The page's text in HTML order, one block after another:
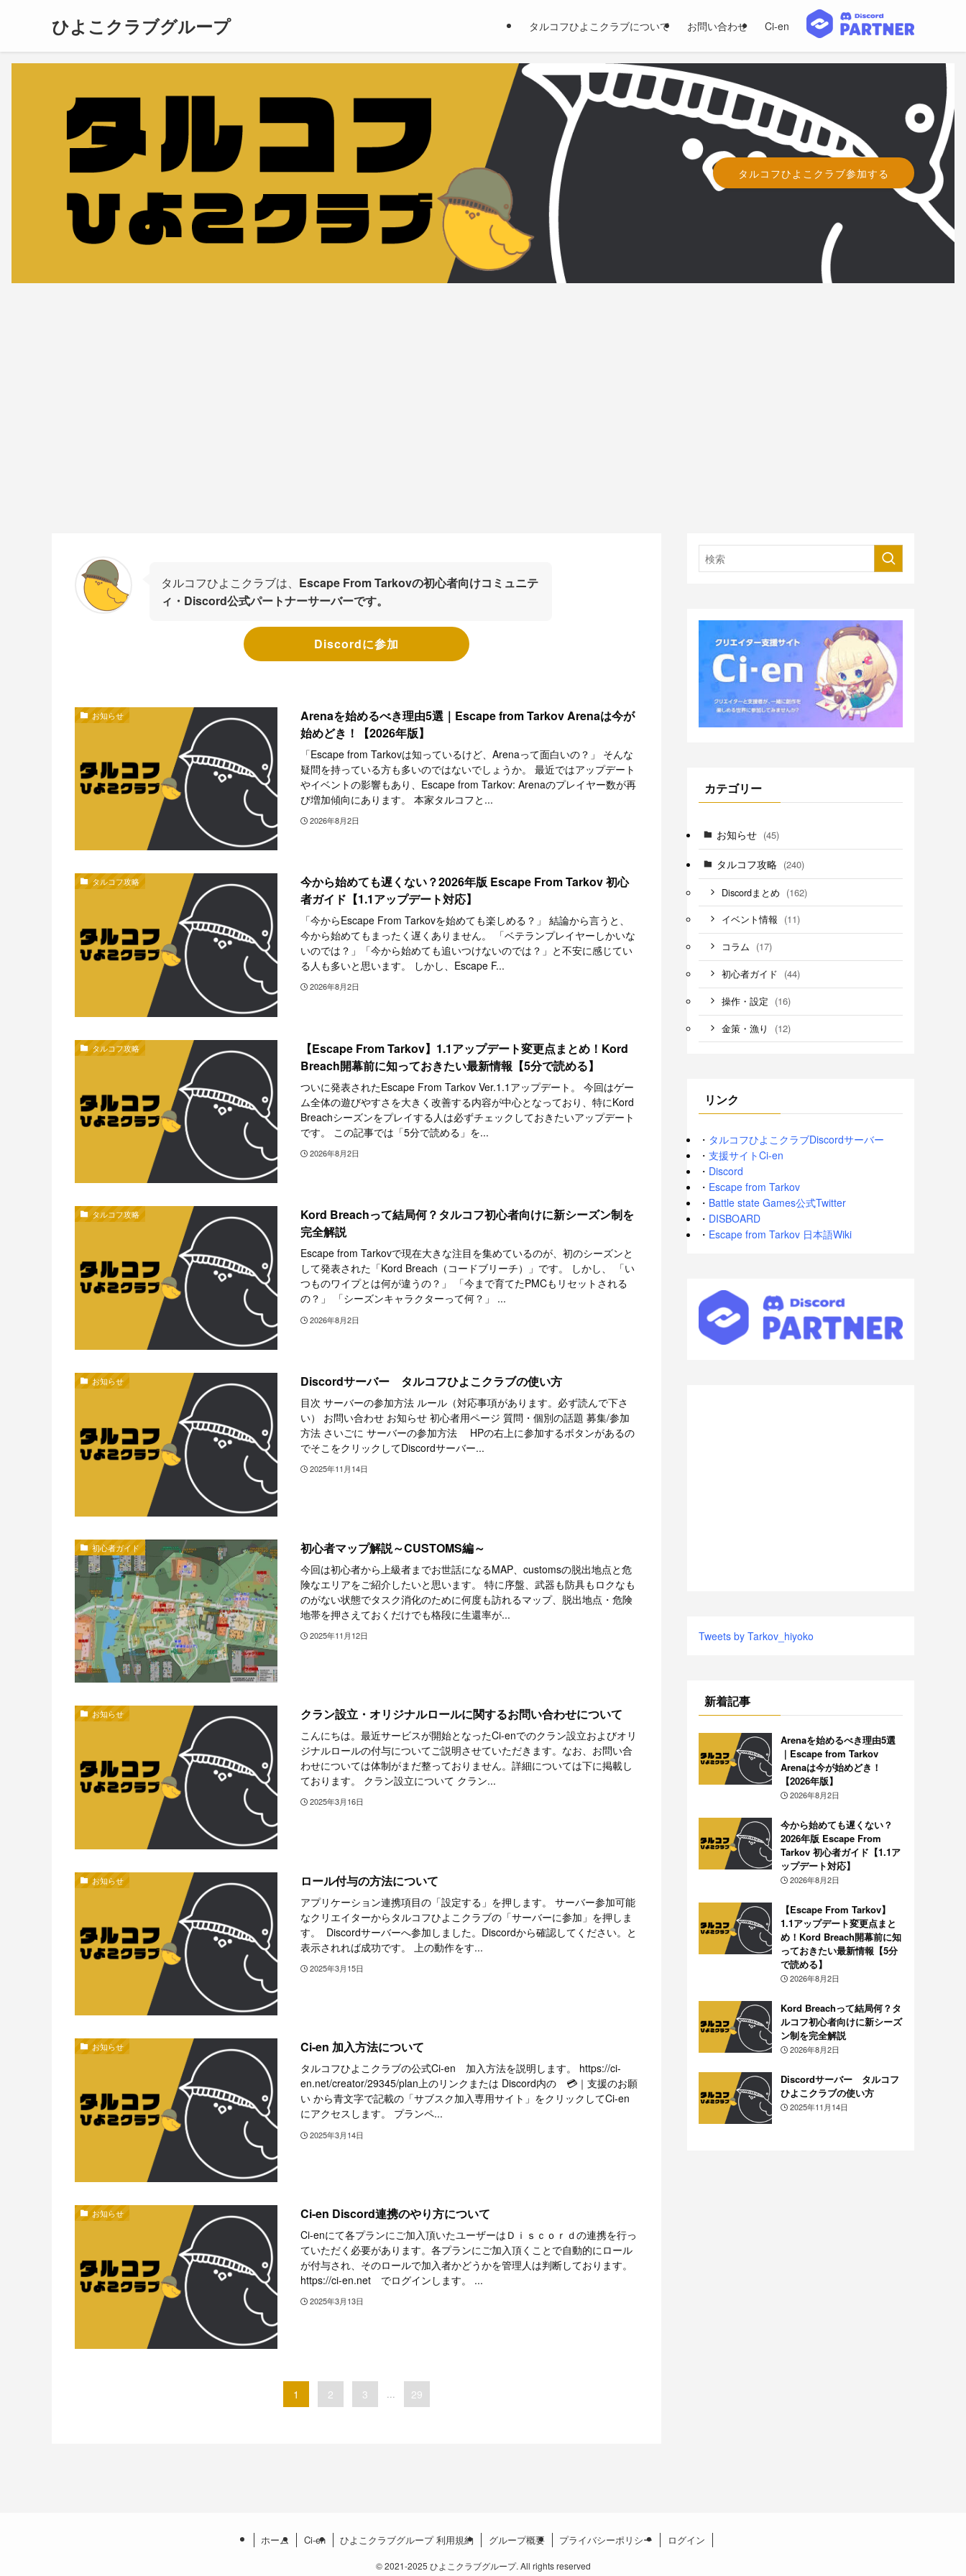
ひよこクラブグループ タルコフひよこクラブについて お問い合わせ Ci-en
タルコフひよこクラブ参加する
タルコフひよこクラブは、 Escape From Tarkovの初心者向けコミュニテ
ィ・Discord公式パートナーサーバーです。
Discordに参加
お知らせ
Arenaを始めるべき理由5選｜Escape from Tarkov Arenaは今が
始めどき！【2026年版】
「Escape from Tarkovは知っているけど、Arenaって面白いの？」 そんな
疑問を持っている方も多いのではないでしょうか。 最近ではアップデート
やイベントの影響もあり、Escape from Tarkov: Arenaのプレイヤー数が再
び増加傾向にあります。 本家タルコフと...
2026年8月2日
タルコフ攻略
今から始めても遅くない？2026年版 Escape From Tarkov 初心
者ガイド【1.1アップデート対応】
「今からEscape From Tarkovを始めても楽しめる？」 結論から言うと、
今から始めてもまったく遅くありません。 「ベテランプレイヤーしかいな
いのでは？」「今から始めても追いつけないのでは？」と不安に感じてい
る人も多いと思います。 しかし、Escape F...
2026年8月2日
タルコフ攻略
【Escape From Tarkov】1.1アップデート変更点まとめ！Kord
Breach開幕前に知っておきたい最新情報【5分で読める】
ついに発表されたEscape From Tarkov Ver.1.1アップデート。 今回はゲー
ム全体の遊びやすさを大きく改善する内容が中心となっており、特にKord
Breachシーズンをプレイする人は必ずチェックしておきたいアップデート
です。 この記事では「5分で読める」を...
2026年8月2日
タルコフ攻略
Kord Breachって結局何？タルコフ初心者向けに新シーズン制を
完全解説
Escape from Tarkovで現在大きな注目を集めているのが、初のシーズンと
して発表された「Kord Breach（コードブリーチ）」です。 しかし、 「い
つものワイプとは何が違うの？」 「今まで育てたPMCもリセットされる
の？」 「シーズンキャラクターって何？」 ...
2026年8月2日
お知らせ Discordサーバー タルコフひよこクラブの使い方
目次 サーバーの参加方法 ルール（対応事項があります。必ず読んで下さ
い） お問い合わせ お知らせ 初心者用ページ 質問・個別の話題 募集/参加
方法 さいごに サーバーの参加方法 HPの右上に参加するボタンがあるの
でそこをクリックしてDiscordサーバー...
2025年11月14日
初心者ガイド 初心者マップ解説～CUSTOMS編～
今回は初心者から上級者までお世話になるMAP、customsの脱出地点と危
険なエリアをご紹介したいと思います。 特に序盤、武器も防具もロクなも
のがない状態でタスク消化のために何度も訪れるマップ、脱出地点・危険
地帯を押さえておくだけでも格段に生還率が...
2025年11月12日
お知らせ クラン設立・オリジナルロールに関するお問い合わせについて
こんにちは。最近サービスが開始となったCi-enでのクラン設立およびオリ
ジナルロールの付与についてご説明させていただきます。なお、お問い合
わせについては体制がまだ整っておりません。詳細については下に掲載し
ております。 クラン設立について クラン...
2025年3月16日
お知らせ ロール付与の方法について
アプリケーション連携項目の「設定する」を押します。 サーバー参加可能
なクリエイターからタルコフひよこクラブの「サーバーに参加」を押しま
す。 Discordサーバーへ参加しました。Discordから確認してください。と
表示されれば成功です。 上の動作をす...
2025年3月15日
お知らせ Ci-en 加入方法について
タルコフひよこクラブの公式Ci-en 加入方法を説明します。 https://ci-
en.net/creator/29345/plan上のリンクまたは Discord内の 💳｜支援のお願
い から青文字で記載の「サブスク加入専用サイト」をクリックしてCi-en
にアクセスします。 プランペ...
2025年3月14日
お知らせ Ci-en Discord連携のやり方について
Ci-enにて各プランにご加入頂いたユーザーはＤｉｓｃｏｒｄの連携を行っ
ていただく必要があります。各プランにご加入頂くことで自動的にロール
が付与され、そのロールで加入者かどうかを管理人は判断しております。
https://ci-en.net でログインします。 ...
2025年3月13日
1 2 3 ... 29
カテゴリー
お知らせ (45)
タルコフ攻略 (240)
Discordまとめ (162)
イベント情報 (11)
コラム (17)
初心者ガイド (44)
操作・設定 (16)
金策・漁り (12)
リンク
・ タルコフひよこクラブDiscordサーバー
・ 支援サイトCi-en
・ Discord
・ Escape from Tarkov
・ Battle state Games公式Twitter
・ DISBOARD
・ Escape from Tarkov 日本語Wiki
Tweets by Tarkov_hiyoko
新着記事
Arenaを始めるべき理由5選
｜Escape from Tarkov
Arenaは今が始めどき！
【2026年版】
2026年8月2日
今から始めても遅くない？
2026年版 Escape From
Tarkov 初心者ガイド【1.1ア
ップデート対応】
2026年8月2日
【Escape From Tarkov】
1.1アップデート変更点まと
め！Kord Breach開幕前に知
っておきたい最新情報【5分
で読める】
2026年8月2日
Kord Breachって結局何？タ
ルコフ初心者向けに新シーズ
ン制を完全解説
2026年8月2日
Discordサーバー タルコフ
ひよこクラブの使い方
2025年11月14日
ホーム Ci-en ひよこクラブグループ 利用規約 グループ概要 プライバシーポリシー ログイン
©2021-2025 ひよこクラブグループ. All rights reserved